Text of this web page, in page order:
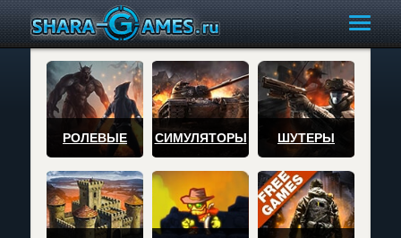
РОЛЕВЫЕ СИМУЛЯТОРЫ ШУТЕРЫ